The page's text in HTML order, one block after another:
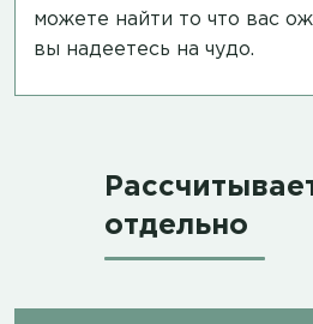
можете найти то что вас
вы надеетесь на чудо.
отдельно